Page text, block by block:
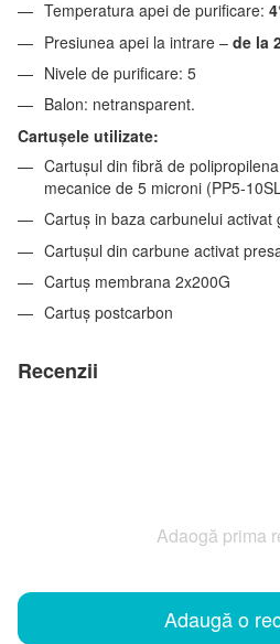
Temperatura apei de purificare:
Presiunea apei la intrare – de la
Nivele de purificare: 5
Balon: netransparent.
Cartuşele utilizate:
Cartușul din fibră de
mecanice de 5 microni (PP5-
Cartuș in baza carbunelui activat
Cartușul din carbune activat
Cartuș membrana 2x200G
Cartuș postcarbon
Recenzii
Adaogă prima
Adaugă o